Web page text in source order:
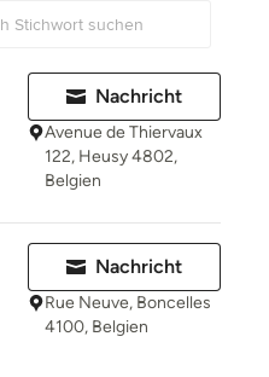
Nachricht
Avenue de Thiervaux
122, Heusy 4802,
Belgien
Nachricht
Rue Neuve, Boncelles
4100, Belgien